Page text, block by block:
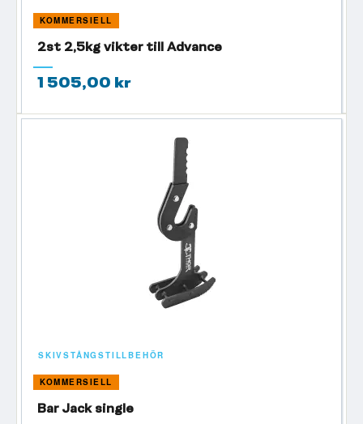
KOMMERSIELL
2st 2,5kg vikter till Advance
1 505,00 kr
SKIVSTÅNGSTILLBEHÖR
KOMMERSIELL
Bar Jack single